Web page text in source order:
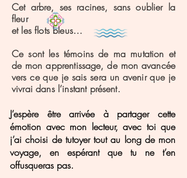
Cet arbre, ses racines, sans oublier la
fleur
et les flots bleus…
Ce sont les témoins de ma mutation et
de mon apprentissage, de mon avancée
vers ce que je sais sera un avenir que je
vivrai dans l’instant présent.
J’espère être arrivée à partager cette
émotion avec mon lecteur, avec toi que
j’ai choisi de tutoyer tout au long de mon
voyage, en espérant que tu ne t’en
offusqueras pas.